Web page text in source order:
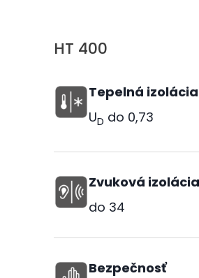
HT 400
Tepelná izolácia
UD do 0,73
Zvuková izolácia
do 34
Bezpečnosť